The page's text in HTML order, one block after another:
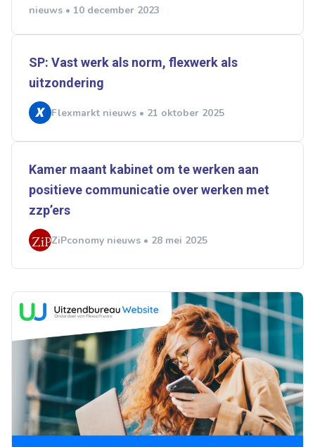
nieuws • 10 december 2023
SP: Vast werk als norm, flexwerk als
uitzondering
Flexmarkt nieuws • 21 oktober 2025
Kamer maant kabinet om te werken aan
positieve communicatie over werken met
zzp’ers
ZiPconomy nieuws • 28 mei 2025